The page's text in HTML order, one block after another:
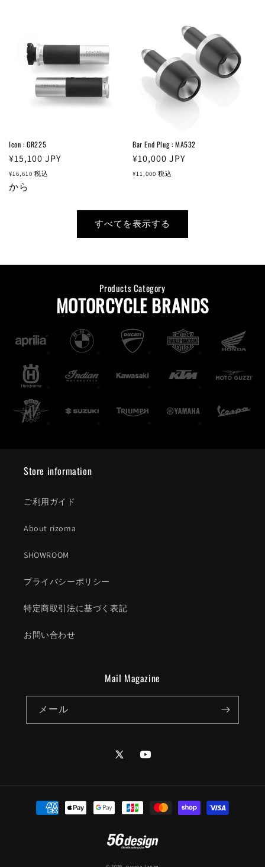
Icon : GR225
通
常
価
¥15,100 JPY
¥16,610 税込
から
Bar End Plug : MA532
通
常
¥10,000 JPY
¥11,000 税込
すべてを表示する
Products Category
MOTORCYCLE BRANDS
Store information
ご利用ガイド
About rizoma
SHOWROOM
プライバシーポリシー
特定商取引法に基づく表記
お問い合わせ
Mail Magazine
メール
TwitterYouTube
決
済